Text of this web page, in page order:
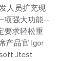
人员扩充现
项强大功能--
要求轻松重
产品官 Igor
Jtest